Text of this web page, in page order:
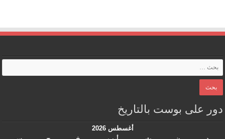
دور على بوست بالتاريخ
أغسطس 2026